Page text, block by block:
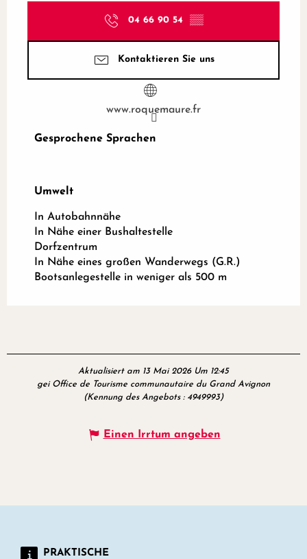
04 66 90 54 ▒▒
Kontaktieren Sie uns
www.roquemaure.fr
Gesprochene Sprachen
Gesprochene Sprachen
Umwelt
Umwelt
In Autobahnnähe
In Nähe einer Bushaltestelle
Dorfzentrum
In Nähe eines großen Wanderwegs (G.R.)
Bootsanlegestelle in weniger als 500 m
Aktualisiert am 13 Mai 2026 Um 12:45
gei Office de Tourisme communautaire du Grand Avignon
(Kennung des Angebots : 4949993)
Einen Irrtum angeben
PRAKTISCHE